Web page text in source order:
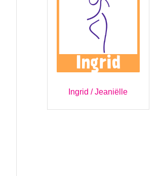
Ingrid /Jeaniëlle